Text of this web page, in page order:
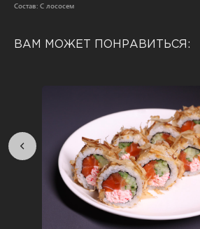
Состав: С лососем
ВАМ МОЖЕТ ПОНРАВИТЬСЯ: